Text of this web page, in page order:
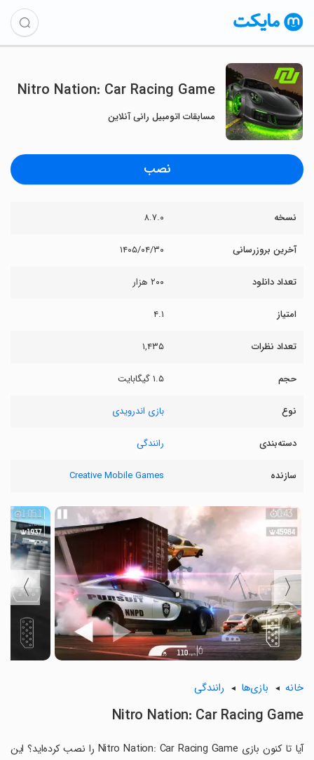
Nitro Nation: Car Racing Game
مسابقات اتومبیل رانی آنلاین
نصب
نسخه ۸.۷.۰
آخرین بروزرسانی ۱۴۰۵/۰۴/۳۰
تعداد دانلود ۲۰۰ هزار
امتیاز ۴.۱
تعداد نظرات ۱,۴۳۵
حجم ۱.۵ گیگابایت
نوع بازی اندرویدی
دسته‌بندی رانندگی
سازنده Creative Mobile Games
〈
〉
خانه بازی‌ها رانندگی
Nitro Nation: Car Racing Game
آیا تا کنون بازی Nitro Nation: Car Racing Game را نصب کرده‌اید؟ این